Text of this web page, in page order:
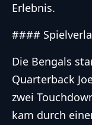
Erlebnis.
####
Die Bengals
Quarterback
zwei
kam durch